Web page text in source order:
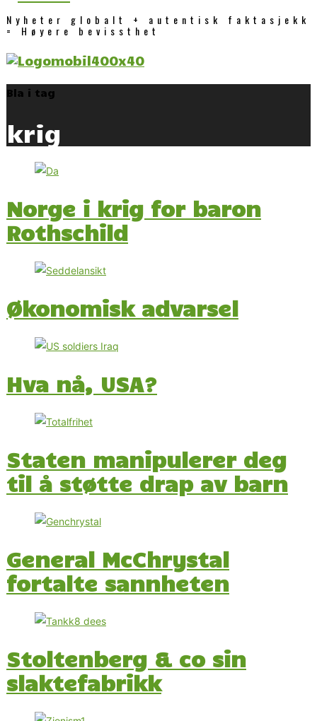
Nyheter globalt + autentisk faktasjekk
= Høyere bevissthet
Bla i tag
krig
Norge i krig for baron
Rothschild
Økonomisk advarsel
Hva nå, USA?
Staten manipulerer deg
til å støtte drap av barn
General McChrystal
fortalte sannheten
Stoltenberg & co sin